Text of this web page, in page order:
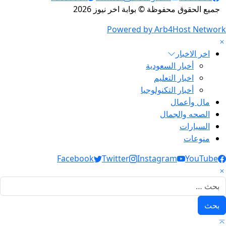
جميع الحقوق محفوظة © بوابة اخر نيوز 2026
Powered by Arb4Host Network
اخر الاخبار
أخبار السعودية
اخبار التعليم
أخبار التكنولوجيا
مال وأعمال
الصحه والجمال
السيارات
منوعات
Social Links
Facebook Twitter Instagram YouTube